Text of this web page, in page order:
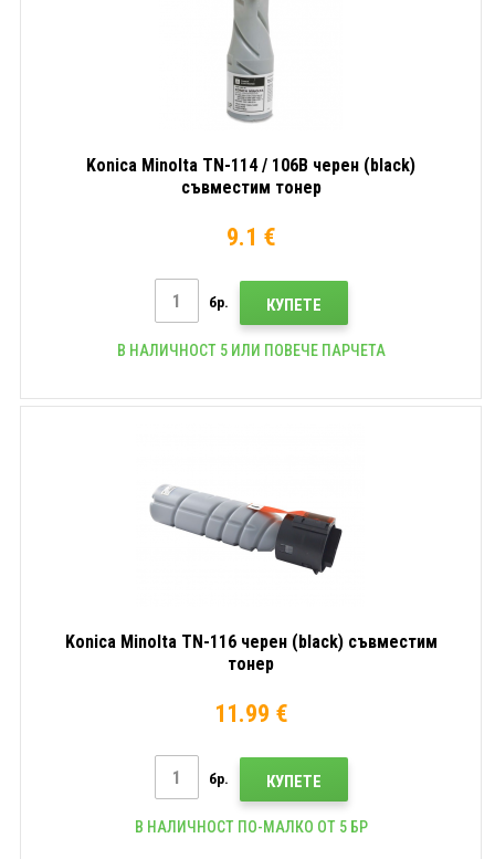
Konica Minolta TN-114 / 106B черен (black)
съвместим тонер
9.1 €
бр. КУПЕТЕ
В НАЛИЧНОСТ 5 ИЛИ ПОВЕЧЕ ПАРЧЕТА
Konica Minolta TN-116 черен (black) съвместим
тонер
11.99 €
бр. КУПЕТЕ
В НАЛИЧНОСТ ПО-МАЛКО ОТ 5 БР